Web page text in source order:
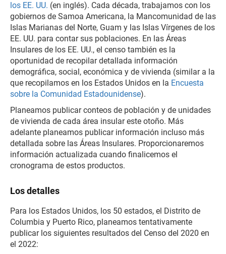
los EE. UU. (en inglés). Cada década, trabajamos con los
gobiernos de Samoa Americana, la Mancomunidad de las
Islas Marianas del Norte, Guam y las Islas Vírgenes de los
EE. UU. para contar sus poblaciones. En las Áreas
Insulares de los EE. UU., el censo también es la
oportunidad de recopilar detallada información
demográfica, social, económica y de vivienda (similar a la
que recopilamos en los Estados Unidos en la Encuesta
sobre la Comunidad Estadounidense).
Planeamos publicar conteos de población y de unidades
de vivienda de cada área insular este otoño. Más
adelante planeamos publicar información incluso más
detallada sobre las Áreas Insulares. Proporcionaremos
información actualizada cuando finalicemos el
cronograma de estos productos.
Los detalles
Para los Estados Unidos, los 50 estados, el Distrito de
Columbia y Puerto Rico, planeamos tentativamente
publicar los siguientes resultados del Censo del 2020 en
el 2022: